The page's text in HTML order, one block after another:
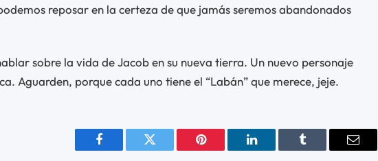
reposar en la certeza de que jamás seremos abandonados
sobre la vida de Jacob en su nueva tierra. Un nuevo personaje
Aguarden, porque cada uno tiene el “Labán” que merece, jeje.
Facebook Twitter Pinterest LinkedIn Tumblr Email